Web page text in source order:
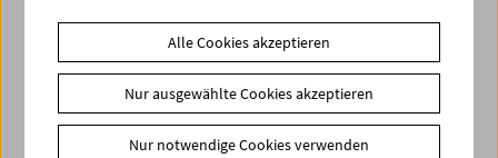
am rand : die stadt (außenstelle sandleiten)
wien in privaten filmen
Alle Cookies akzeptieren
Nur ausgewählte Cookies akzeptieren
Nur notwendige Cookies verwenden